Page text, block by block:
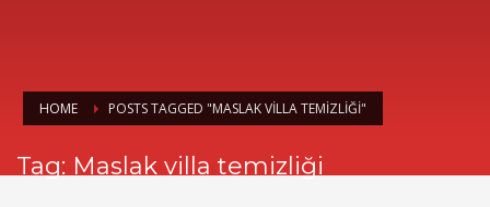
HOME POSTS TAGGED "MASLAK VILLA TEMIZLIĞI"
Tag: Maslak villa temizliği